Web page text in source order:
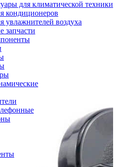
для климатической техники
кондиционеров
увлажнителей воздуха
запчасти